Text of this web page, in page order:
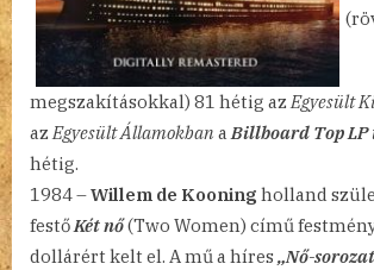
megszakításokkal) 81 hétig azEgyesült
azEgyesült Államokban aBillboard Top
hétig.
1984 –Willem de Kooning holland
festőKét nő(Two Women) című
dollárért kelt el. A mű a híres „Nő-